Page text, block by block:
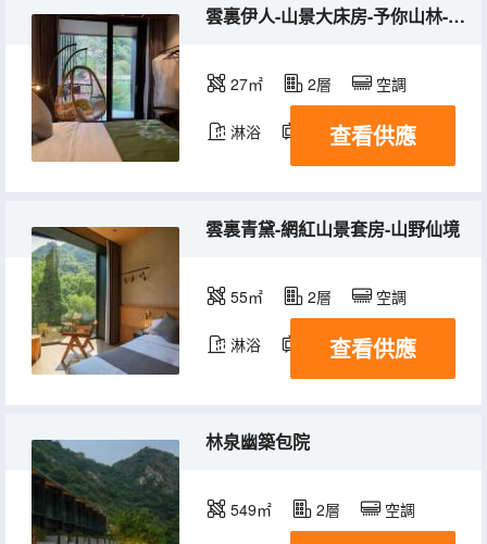
雲裏伊人-山景大床房-予你山林-添眠按摩床墊
27㎡ 2層 空調
淋浴 電視機 冰箱
查看供應
雲裏青黛-網紅山景套房-山野仙境
55㎡ 2層 空調
淋浴 電視機 冰箱
查看供應
林泉幽築包院
549㎡ 2層 空調